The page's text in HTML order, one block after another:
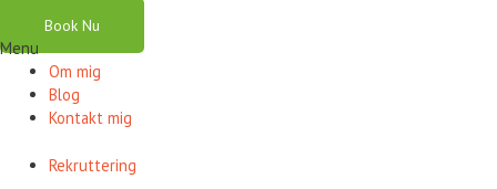
Book Nu
Menu
Om mig
Blog
Kontakt mig
Rekruttering